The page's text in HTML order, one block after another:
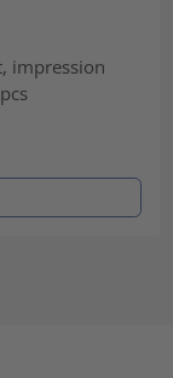
impression